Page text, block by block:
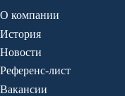
О компании
История
Новости
Референс-лист
Вакансии